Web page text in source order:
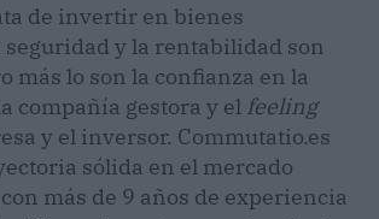
de invertir en bienes
y la rentabilidad son
más lo son la confianza en la
compañía gestora y el feeling
y el inversor. Commutatio.es
sólida en el mercado
más de 9 años de experiencia